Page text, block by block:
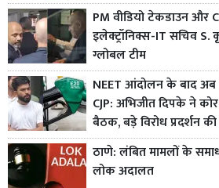
PM वीडियो टेकडाउन और
इलेक्ट्रॉनिक्स-IT सचिव
ग्लोबल टीम
NEET आंदोलन के बाद अब
CJP: अभिजीत दिपके ने
बैठक, बड़े विरोध प्रदर्शन की
ठाणे: लंबित मामलों के
लोक अदालत